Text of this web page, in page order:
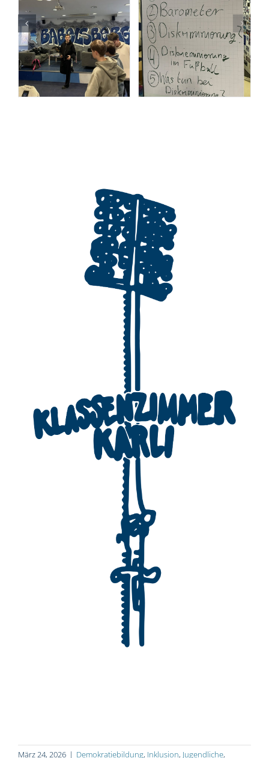
März 24, 2026 | Demokratiebildung, Inklusion, Jugendliche,